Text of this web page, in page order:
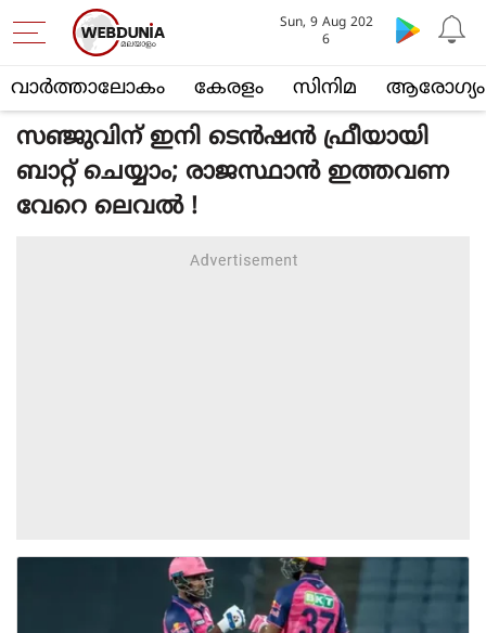
വാര്‍ത്താലോകം കേരളം സിനിമ ആരോഗ്യം
Sun, 9 Aug 202
6
സഞ്ജുവിന് ഇനി ടെന്‍ഷന്‍ ഫ്രീയായി
ബാറ്റ് ചെയ്യാം; രാജസ്ഥാന്‍ ഇത്തവണ
വേറെ ലെവല്‍ !